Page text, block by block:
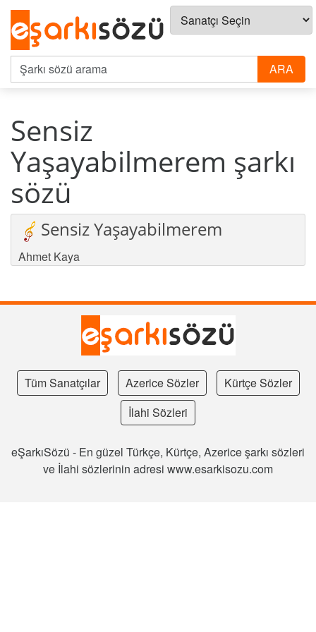
Sensiz
Yaşayabilmerem şarkı
sözü
Sensiz Yaşayabilmerem
Ahmet Kaya
Tüm Sanatçılar Azerice Sözler
Kürtçe Sözler
İlahi Sözleri
eŞarkıSözü - En güzel Türkçe, Kürtçe, Azerice şarkı sözleri
ve İlahi sözlerinin adresi www.esarkisozu.com